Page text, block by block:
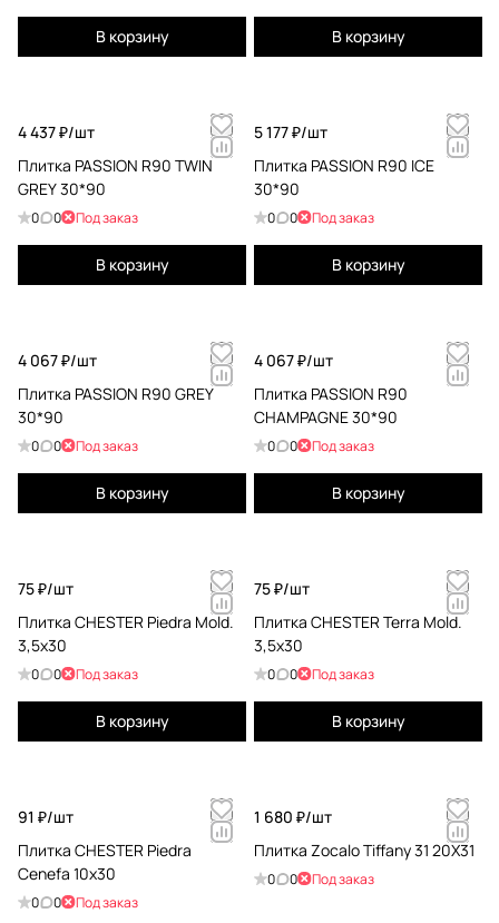
В корзину В корзину
4 437 ₽/шт
Плитка PASSION R90 TWIN
GREY 30*90
0 0 Под заказ
В корзину
5 177 ₽/шт
Плитка PASSION R90 ICE
30*90
0 0 Под заказ
В корзину
4 067 ₽/шт
Плитка PASSION R90 GREY
30*90
0 0 Под заказ
В корзину
4 067 ₽/шт
Плитка PASSION R90
CHAMPAGNE 30*90
0 0 Под заказ
В корзину
75 ₽/шт
Плитка СHESTER Piedra Mold.
3,5x30
0 0 Под заказ
В корзину
75 ₽/шт
Плитка СHESTER Terra Mold.
3,5x30
0 0 Под заказ
В корзину
91 ₽/шт
Плитка СHESTER Piedra
Cenefa 10x30
0 0 Под заказ
1 680 ₽/шт
Плитка Zocalo Tiffany 31 20X31
0 0 Под заказ